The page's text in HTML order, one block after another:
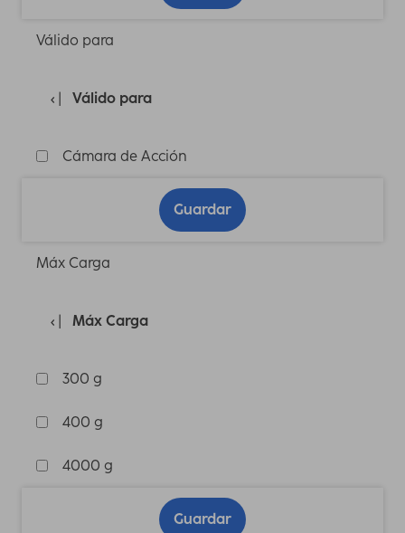
Válido para
Válido para
Cámara de Acción
Guardar
Máx Carga
Máx Carga
300 g
400 g
4000 g
Guardar